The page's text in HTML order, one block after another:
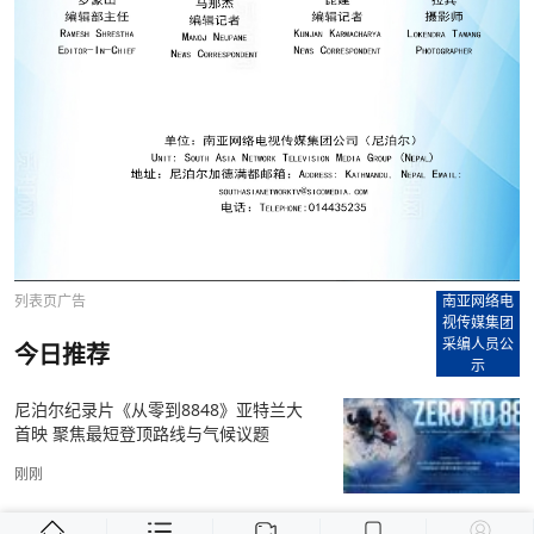
列表页广告
南亚网络电
视传媒集团
采编人员公
示
今日推荐
尼泊尔纪录片《从零到8848》亚特兰大
首映 聚焦最短登顶路线与气候议题
刚刚